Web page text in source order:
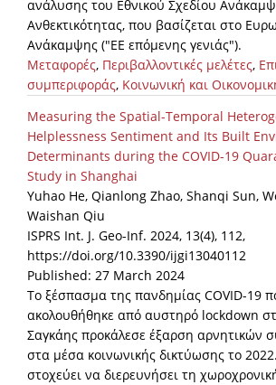
ανάλυσης του Εθνικού Σχεδίου
Ανθεκτικότητας, που βασίζεται στο
Ανάκαμψης ("ΕΕ επόμενης γενιάς").
Μεταφορές, Περιβαλλοντικές μελέτες,
συμπεριφοράς, Κοινωνική και
Measuring the Spatial-Temporal
Helplessness Sentiment and Its Built
Determinants during the COVID-19
Study in Shanghai
Yuhao He, Qianlong Zhao, Shanqi Sun,
Waishan Qiu
ISPRS Int. J. Geo-Inf. 2024, 13(4), 112,
https://doi.org/10.3390/ijgi13040112
Published: 27 March 2024
Το ξέσπασμα της πανδημίας COVID-19
ακολουθήθηκε από αυστηρό lockdown
Σαγκάης προκάλεσε έξαρση αρνητικών
στα μέσα κοινωνικής δικτύωσης το
στοχεύει να διερευνήσει τη